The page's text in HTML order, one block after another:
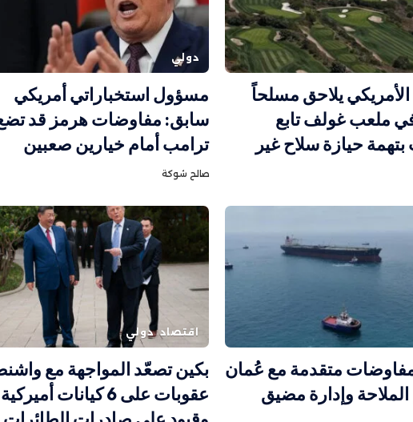
الأمريكي يلاحق مسلحاً
ملعب غولف تابع
حيازة سلاح غير
دولي
مسؤول استخباراتي أمريكي
سابق: مفاوضات هرمز قد
ترامب أمام خيارين صعبين
صالح شوكة
مفاوضات متقدمة مع عُمان
الملاحة وإدارة مضيق
اقتصاد دولي
بكين تصعّد المواجهة مع
عقوبات على 6 كيانات أميركية